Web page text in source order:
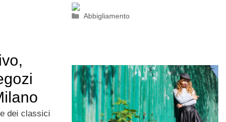
Categorie
Abbigliamento
dei classici